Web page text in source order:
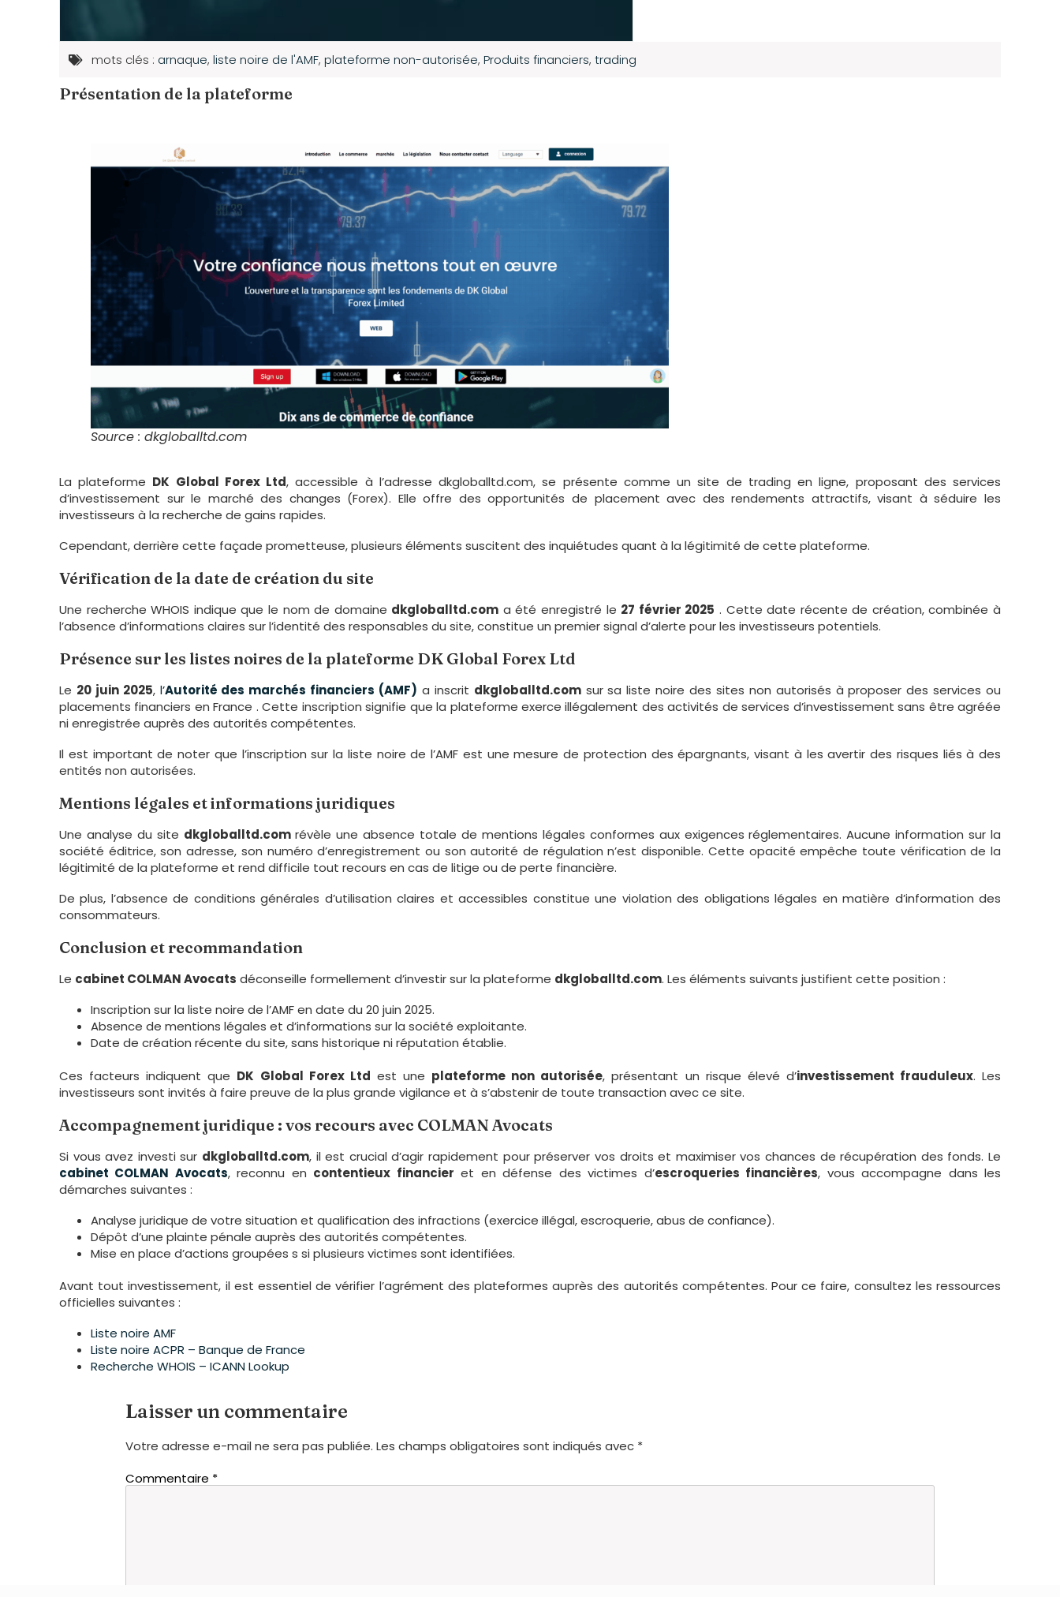
mots clés : arnaque, liste noire de l'AMF, plateforme non-autorisée, Produits financiers, trading
Présentation de la plateforme
Source : dkgloballtd.com
La plateforme DK Global Forex Ltd, accessible à l’adresse dkgloballtd.com, se présente comme un site de trading en ligne, proposant des services
d’investissement sur le marché des changes (Forex). Elle offre des opportunités de placement avec des rendements attractifs, visant à séduire les
investisseurs à la recherche de gains rapides.
Cependant, derrière cette façade prometteuse, plusieurs éléments suscitent des inquiétudes quant à la légitimité de cette plateforme.
Vérification de la date de création du site
Une recherche WHOIS indique que le nom de domaine dkgloballtd.com a été enregistré le 27 février 2025 . Cette date récente de création, combinée à
l’absence d’informations claires sur l’identité des responsables du site, constitue un premier signal d’alerte pour les investisseurs potentiels.
Présence sur les listes noires de la plateforme DK Global Forex Ltd
Le 20 juin 2025, l’Autorité des marchés financiers (AMF) a inscrit dkgloballtd.comsur sa liste noire des sites non autorisés à proposer des services ou
placements financiers en France . Cette inscription signifie que la plateforme exerce illégalement des activités de services d’investissement sans être agréée
ni enregistrée auprès des autorités compétentes.
Il est important de noter que l’inscription sur la liste noire de l’AMF est une mesure de protection des épargnants, visant à les avertir des risques liés à des
entités non autorisées.
Mentions légales et informations juridiques
Une analyse du site dkgloballtd.comrévèle une absence totale de mentions légales conformes aux exigences réglementaires. Aucune information sur la
société éditrice, son adresse, son numéro d’enregistrement ou son autorité de régulation n’est disponible. Cette opacité empêche toute vérification de la
légitimité de la plateforme et rend difficile tout recours en cas de litige ou de perte financière.
De plus, l’absence de conditions générales d’utilisation claires et accessibles constitue une violation des obligations légales en matière d’information des
consommateurs.
Conclusion et recommandation
Le cabinet COLMAN Avocats déconseille formellement d’investir sur la plateforme dkgloballtd.com. Les éléments suivants justifient cette position :
Inscription sur la liste noire de l’AMF en date du 20 juin 2025.
Absence de mentions légales et d’informations sur la société exploitante.
Date de création récente du site, sans historique ni réputation établie.
Ces facteurs indiquent que DK Global Forex Ltd est une plateforme non autorisée, présentant un risque élevé d’investissement frauduleux. Les
investisseurs sont invités à faire preuve de la plus grande vigilance et à s’abstenir de toute transaction avec ce site.
Accompagnement juridique : vos recours avec COLMAN Avocats
Si vous avez investi sur dkgloballtd.com, il est crucial d’agir rapidement pour préserver vos droits et maximiser vos chances de récupération des fonds. Le
cabinet COLMAN Avocats, reconnu en contentieux financier et en défense des victimes d’escroqueries financières, vous accompagne dans les
démarches suivantes :
Analyse juridique de votre situation et qualification des infractions (exercice illégal, escroquerie, abus de confiance).
Dépôt d’une plainte pénale auprès des autorités compétentes.
Mise en place d’actions groupées s si plusieurs victimes sont identifiées.
Avant tout investissement, il est essentiel de vérifier l’agrément des plateformes auprès des autorités compétentes. Pour ce faire, consultez les ressources
officielles suivantes :
Liste noire AMF
Liste noire ACPR – Banque de France
Recherche WHOIS – ICANN Lookup
Laisser un commentaire
Votre adresse e-mail ne sera pas publiée. Les champs obligatoires sont indiqués avec *
Commentaire *